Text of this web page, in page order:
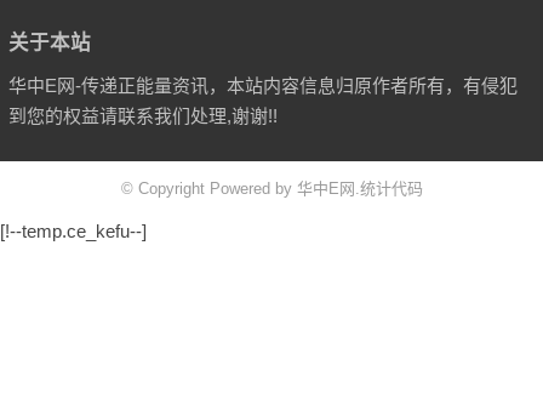
关于本站
华中E网-传递正能量资讯，本站内容信息归原作者所有，有侵犯
到您的权益请联系我们处理,谢谢!!
© Copyright Powered by 华中E网.统计代码
[!--temp.ce_kefu--]